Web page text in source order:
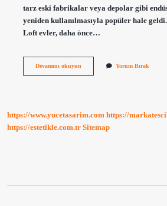
tarz eski fabrikalar veya depolar gibi
yeniden kullanılmasıyla popüler hale
Loft evler, daha önce…
Devamını okuyunYüksek
Yorum Bırak
https://www.yucetasarim.com https://
https://estetikle.com.tr Sitemap